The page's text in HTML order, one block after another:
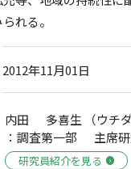
れる。
2012年11月01日
内田 多喜生 （ウチ
：調査第一部 主席研
研究員紹介を見る